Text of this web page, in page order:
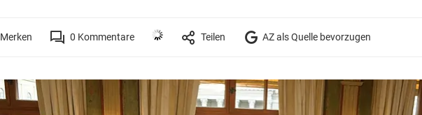
Merken 0 Kommentare Teilen AZ als Quelle bevorzugen